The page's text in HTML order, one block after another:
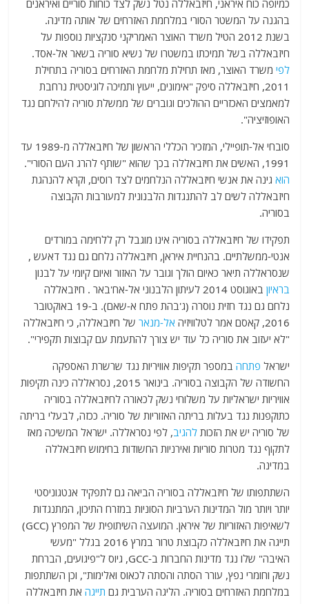
כמיופה כוח איראני, חיזבאללה נטל נשק לצד כוחות סוריים ואיראנים
בהגנה על המשטר הסורי במלחמת האזרחים של אותה מדינה.
בשנת 2012 הטיל משרד האוצר האמריקני סנקציות נוספות על
חיזבאללה בשל תמיכתו במשטרו של נשיא סוריה בשאר אל-אסד.
לפי משרד האוצר, מאז תחילת מלחמת האזרחים בסוריה בתחילת
2011, חיזבאללה סיפק "אימונים, ייעוץ ותמיכה לוגיסטית נרחבת
למאמצים האכזריים ההולכים וגוברים של ממשלת סוריה להילחם נגד
האופוזיציה".
סובחי אל-תופיילי, המזכיר הכללי הראשון של חיזבאללה מ-1989 עד
1991, האשים את חיזבאללה בכך שהוא "שותף להרג העם הסורי".
הוא גינה את אנשי חיזבאללה הנלחמים לצד רוסים, וקרא להנהגת
חיזבאללה לשים לב להתנגדות הלבנונית למעורבות הקבוצה
בסוריה.
תפקידו של חיזבאללה בסוריה אינו מוגבל רק ללחימה במורדים
אנטי-ממשלתיים. בהנחיית איראן, חיזבאללה נלחם גם נגד דאעש ,
שנסראללה תיאר כאיום הולך וגובר על האזור ואיום קיומי על לבנון
בראיון
באוגוסט 2014 לעיתון הלבנוני אל-אח'באר . חיזבאללה
נלחם גם נגד חזית נוסרה (ג'בהת פתח א-שאם). ב-19 באוקטובר
2016, קאסם אמר לטלוויזיה
אל-מנאר של חיזבאללה, כי חיזבאללה
"לא יעזוב את סוריה כל עוד יש צורך להתעמת עם קבוצות תקפירי".
ישראל פתחה במספר תקיפות אוויריות נגד שרשרת האספקה ​​
החשודה של הקבוצה בסוריה. בינואר 2015, נסראללה כינה תקיפות
אוויריות ישראליות על משלוחי נשק לכאורה לחיזבאללה בסוריה
כתוקפנות נגד בעלות בריתה האזוריות של סוריה. ככזה, לבעלי בריתה
של סוריה יש את הזכותלהגיב, לפי נסראללה. ישראל המשיכה מאז
לתקוף נגד מטרות סוריות ואירניות החשודות בחימוש חיזבאללה
במדינה.
השתתפותו של חיזבאללה בסוריה הביאה גם לתפקיד אנטגוניסטי
יותר ויותר מול המדינות הערביות הסוניות במזרח התיכון, המתנגדות
לשאיפות האזוריות של איראן. המועצה השיתופית של המפרץ (GCC)
תייגה את חיזבאללה כקבוצת טרור במרץ 2016 בגלל "מעשי
האיבה" שלו נגד מדינות החברות ב-GCC, גיוס ל"פיגועים, הברחת
נשק וחומרי נפץ, עורר הסתה והסתה לכאוס ואלימות", וכן השתתפות
במלחמת האזרחים בסוריה. הליגה הערבית גם תייגה את חיזבאללה